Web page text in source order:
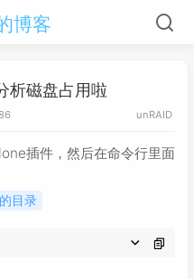
析磁盘占用啦
unRAID
插件，然后在命令行里面
目录